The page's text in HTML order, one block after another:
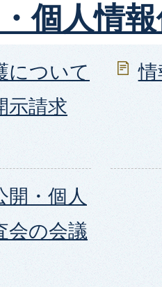
個人情
について
示請求
情
開・個人
会の会議